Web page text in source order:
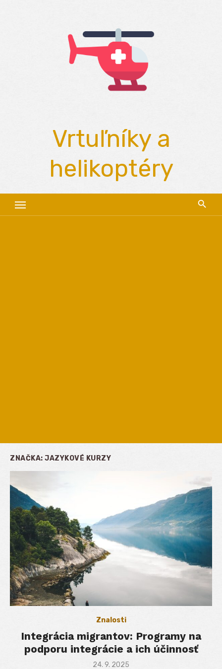
Vrtuľníky a
helikoptéry
ZNAČKA: JAZYKOVÉ KURZY
Znalosti
Integrácia migrantov: Programy na
podporu integrácie a ich účinnosť
Posted
24. 9. 2025